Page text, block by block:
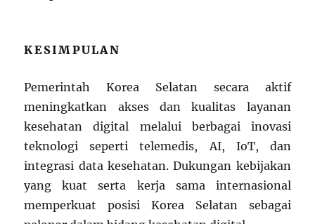
KESIMPULAN
Pemerintah Korea Selatan secara aktif
meningkatkan akses dan kualitas layanan
kesehatan digital melalui berbagai inovasi
teknologi seperti telemedis, AI, IoT, dan
integrasi data kesehatan. Dukungan kebijakan
yang kuat serta kerja sama internasional
memperkuat posisi Korea Selatan sebagai